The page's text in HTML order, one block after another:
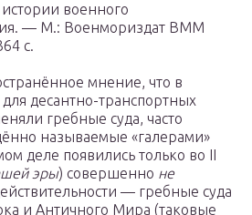
военного
— М.: Военмориздат ВММ
с.
мнение, что в
десантно-транспортных
гребные суда, часто
называемые «галерами»
деле появились только во II
эры) совершенно не
— гребные суда
и Античного Мира (таковые